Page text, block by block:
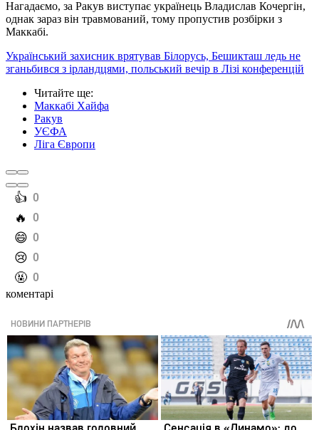
Нагадаємо, за Ракув виступає українець Владислав Кочергін,
однак зараз він травмований, тому пропустив розбірки з
Маккабі.
Український захисник врятував Білорусь, Бешикташ ледь не
зганьбився з ірландцями, польський вечір в Лізі конференцій
Читайте ще:
Маккабі Хайфа
Ракув
УЄФА
Ліга Європи
️👍 0
️🔥 0
️😄 0
️😢 0
️🤬 0
коментарі